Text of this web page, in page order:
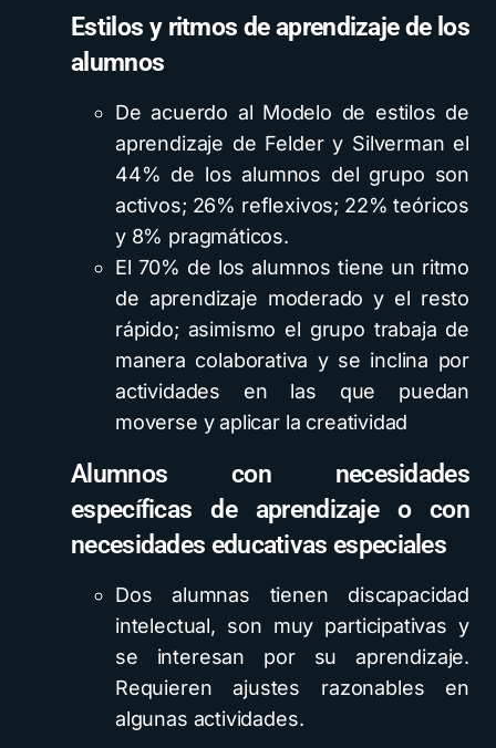
Estilos y ritmos deaprendizaje de los
alumnos
De acuerdo al Modelo de estilos de
aprendizaje de Felder y Silverman el
44% de los alumnos del grupo son
activos; 26% reflexivos; 22% teóricos
y 8% pragmáticos.
El 70% de los alumnos tiene un ritmo
de aprendizaje moderado y el resto
rápido; asimismo el grupo trabaja de
manera colaborativa y se inclina por
actividades en las que puedan
moverse y aplicar la creatividad
Alumnos con necesidades
específicas de aprendizaje o con
necesidades educativas especiales
Dos alumnas tienen discapacidad
intelectual, son muy participativas y
se interesan por su aprendizaje.
Requieren ajustes razonables en
algunas actividades.